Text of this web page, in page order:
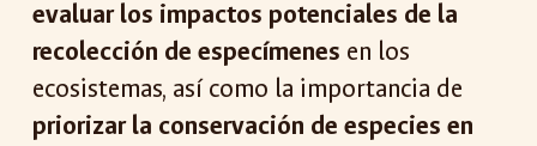
evaluar los impactos potenciales de la
recolección de especímenes en los
ecosistemas, así como la importancia de
priorizar la conservación de especies en